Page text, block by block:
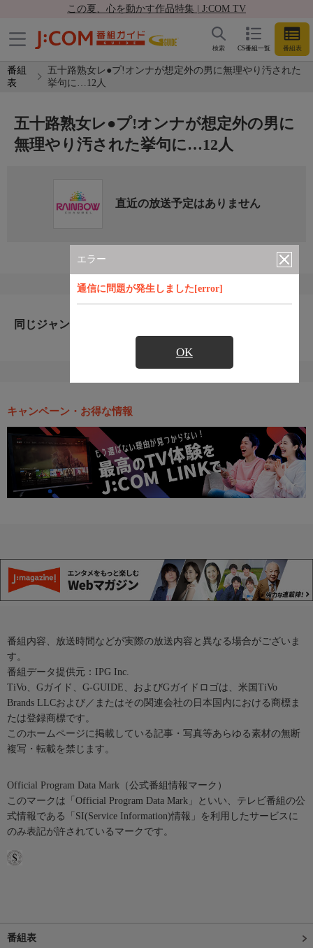
この夏、心を動かす作品特集 | J:COM TV
CS番組一覧 番組表
検索
番組
表
五十路熟女レ●プ!オンナが想定外の男に無理やり汚された
挙句に…12人
エラー
通信に問題が発生しました[error]
OK
五十路熟女レ●プ!オンナが想定外の男に
無理やり汚された挙句に…12人
直近の放送予定はありません
同じジャンルのおすすめ番組
キャンペーン・お得な情報
番組内容、放送時間などが実際の放送内容と異なる場合がございま
す。
番組データ提供元：IPG Inc.
TiVo、Gガイド、G-GUIDE、およびGガイドロゴは、米国TiVo
Brands LLCおよび／またはその関連会社の日本国内における商標ま
たは登録商標です。
このホームページに掲載している記事・写真等あらゆる素材の無断
複写・転載を禁じます。
Official Program Data Mark（公式番組情報マーク）
このマークは「Official Program Data Mark」といい、テレビ番組の公
式情報である「SI(Service Information)情報」を利用したサービスに
のみ表記が許されているマークです。
番組表